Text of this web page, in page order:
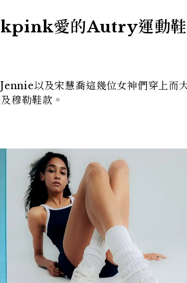
愛的Autry運動
以及宋慧喬這幾位女神們穿上而
穆勒鞋款。